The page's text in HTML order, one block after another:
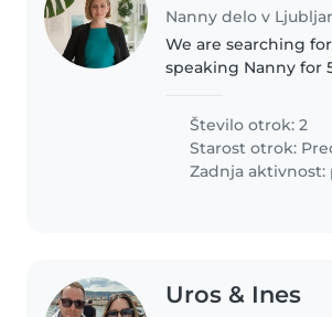
Nanny delo v
We are searching
speaking Nanny for
while parents have
Ljubljana. They are
hotel.
Število otrok: 2
Starost otrok:
Zadnja
Uros & Ines